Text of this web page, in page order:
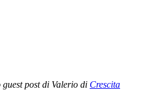
post di Valerio di Crescita